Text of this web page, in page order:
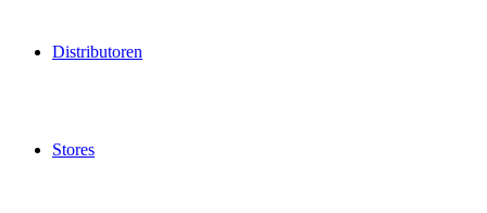
Distributoren
Stores